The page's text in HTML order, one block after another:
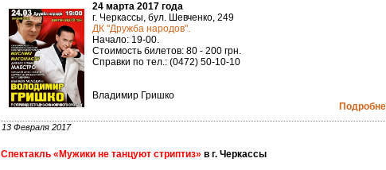
24 марта 2017 года
г. Черкассы, бул. Шевченко, 249
ДК "Дружба народов".
Начало: 19-00.
Стоимость билетов: 80 - 200 грн.
Справки по тел.: (0472) 50-10-10
Владимир Гришко
13 Февраля 2017
Спектакль «Мужики не танцуют стриптиз» в г. Черкассы